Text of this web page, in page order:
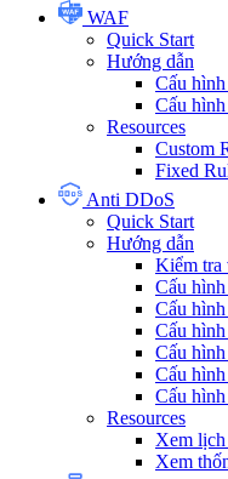
WAF
Quick Start
Hướng dẫn
Cấu
Cấu
Resources
Custom
Fixed
Anti DDoS
Quick Start
Hướng dẫn
Kiểm tra
Cấu
Cấu
Cấu
Cấu
Cấu
Cấu
Resources
Xem
Xem